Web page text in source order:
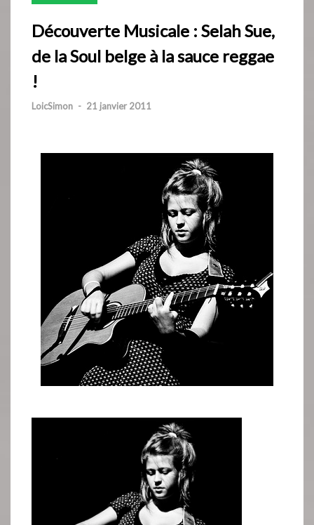
Découverte Musicale : Selah Sue,
de la Soul belge à la sauce reggae
!
LoicSimon - 21 janvier 2011